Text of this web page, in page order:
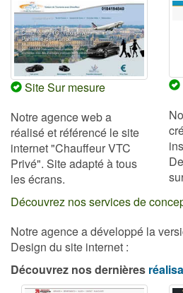
site
mesure
Site Sur mesure
Notre agence web a
réalisé et référencé le site
internet "Chauffeur VTC
Privé". Site adapté à tous
les écrans.
Découvrez nos services de
Notre agence a développé la
Design du site internet :
Découvrez nos dernières